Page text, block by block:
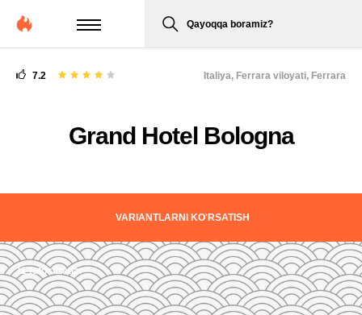
Qayoqqa boramiz?
7.2
Grand Hotel Bologna
Italiya, Ferrara viloyati, Ferrara
VARIANTLARNI KO'RSATISH
11 fotosuratlar